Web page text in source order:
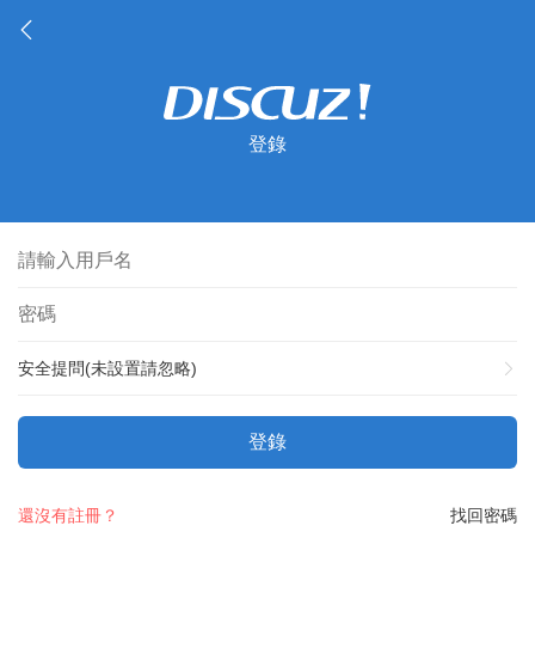
登錄
安全提問(未設置請忽略)
登錄
找回密碼
還沒有註冊？